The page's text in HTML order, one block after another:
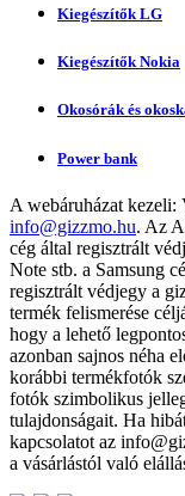
Kiegészítők LG
Kiegészítők Nokia
Okosórák és
Power bank
A webáruházat kezeli:
info@gizzmo.hu. Az
cég által regisztrált
Note stb. a Samsung
regisztrált védjegy a
termék felismerése
hogy a lehető
azonban sajnos néha
korábbi termékfotók
fotók szimbolikus
tulajdonságait. Ha
kapcsolatot az
a vásárlástól való